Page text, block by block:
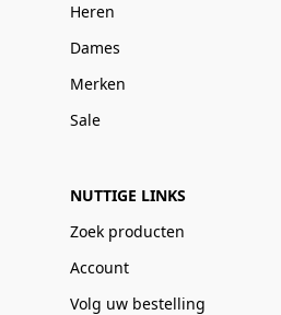
Heren
Dames
Merken
Sale
NUTTIGE LINKS
Zoek producten
Account
Volg uw bestelling